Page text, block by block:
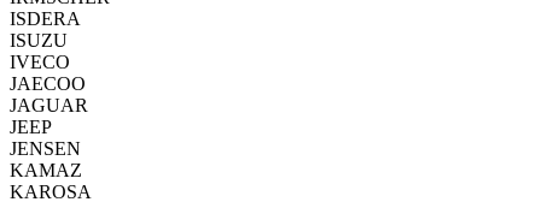
ISDERA
ISUZU
IVECO
JAECOO
JAGUAR
JEEP
JENSEN
KAMAZ
KAROSA